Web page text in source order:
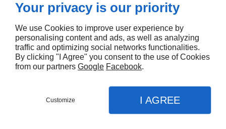
GEL DE CONTACT UNI’GEL
En stock
€1,35
Your privacy is our priority
We use Cookies to improve user experience by
personalising content and ads, as well as analyzing
traffic and optimizing social networks functionalities.
By clicking "I Agree" you consent to the use of Cookies
from our partners Google Facebook.
Customize I AGREE